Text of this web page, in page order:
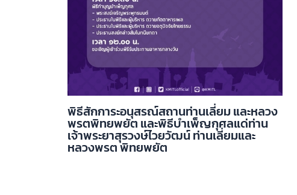
พิธีสักการะอนุสรณ์สถานท่านเลี่ยม และหลวง
พรตพิทยพยัต และพิธีบำเพ็ญกุศลแด่ท่าน
เจ้าพระยาสุรวงษ์ไวยวัฒน์ ท่านเลี่ยมและ
หลวงพรต พิทยพยัต